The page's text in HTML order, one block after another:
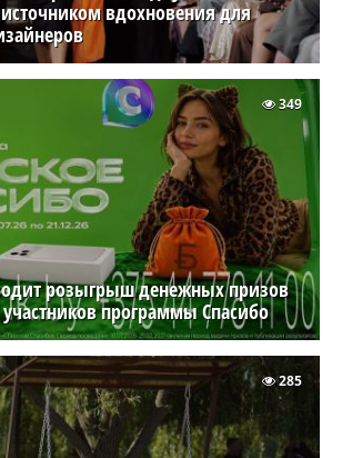
вдохновения для
розыгрыш денежных призов
программы Спасибо
349
285